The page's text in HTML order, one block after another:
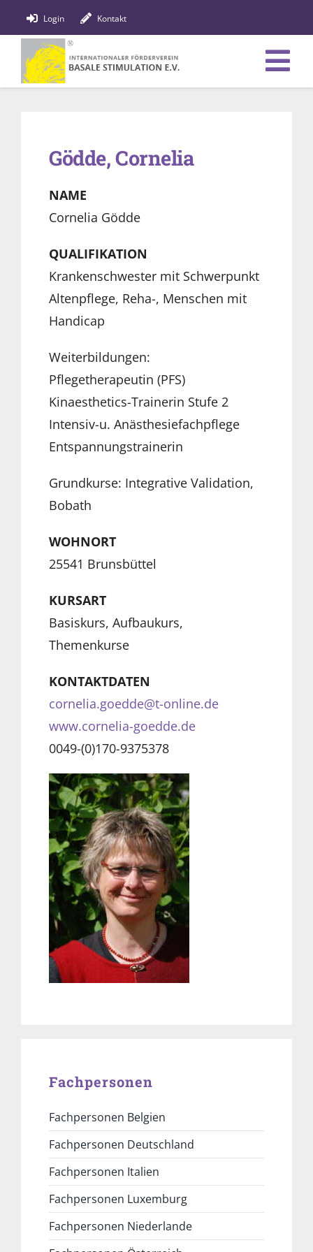
Inhalt
springen
Login Kontakt
Förderung
Gödde, Cornelia
NAME
Cornelia Gödde
QUALIFIKATION
Krankenschwester mit Schwerpunkt
Altenpflege, Reha-, Menschen mit
Handicap
Weiterbildungen:
Pflegetherapeutin (PFS)
Kinaesthetics-Trainerin Stufe 2
Intensiv-u. Anästhesiefachpflege
Entspannungstrainerin
Grundkurse: Integrative Validation,
Bobath
WOHNORT
25541 Brunsbüttel
KURSART
Basiskurs, Aufbaukurs,
Themenkurse
KONTAKTDATEN
cornelia.goedde@t-online.de
www.cornelia-goedde.de
0049-(0)170-9375378
Fachpersonen
Fachpersonen Belgien
Fachpersonen Deutschland
Fachpersonen Italien
Fachpersonen Luxemburg
Fachpersonen Niederlande